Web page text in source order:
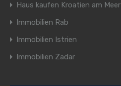
Haus kaufen Kroatien am Meer
Immobilien Rab
Immobilien Istrien
Immobilien Zadar